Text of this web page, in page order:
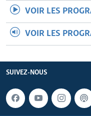
VOIR LES
VOIR LES
SUIVEZ-NOUS